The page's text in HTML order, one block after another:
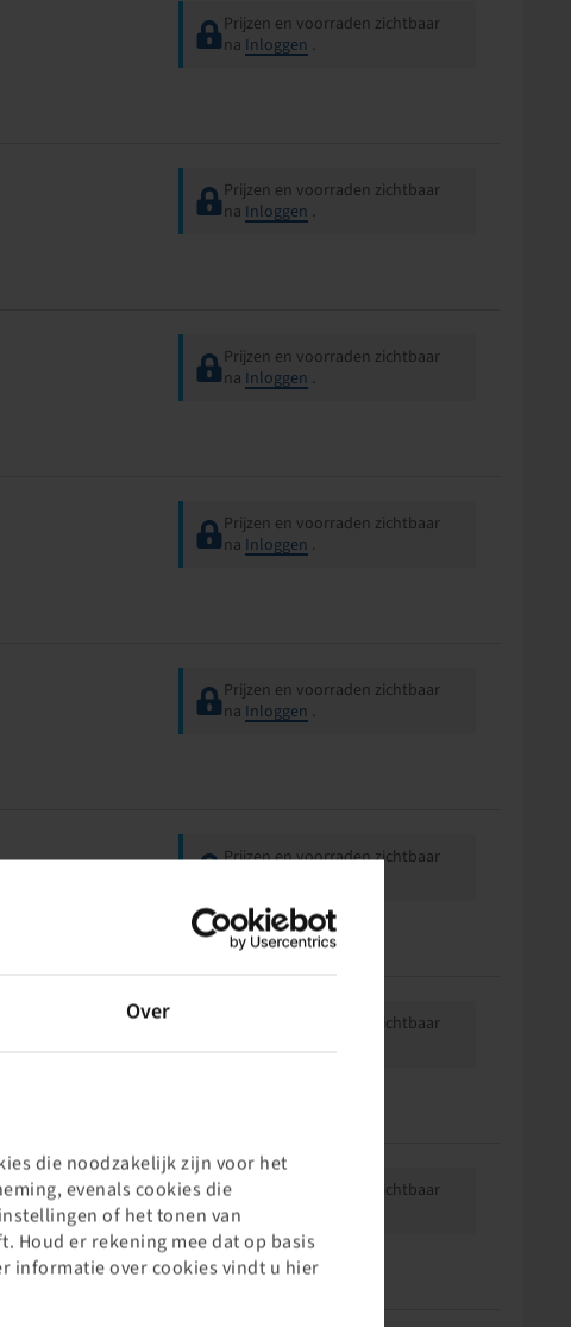
Over
die noodzakelijk zijn voor het
evenals cookies die
of het tonen van
Houd er rekening mee dat op basis
informatie over cookies vindt u hier
Prijzen en voorraden zichtbaar
na Inloggen .
Prijzen en voorraden zichtbaar
na Inloggen .
Prijzen en voorraden zichtbaar
na Inloggen .
Prijzen en voorraden zichtbaar
na Inloggen .
Prijzen en voorraden zichtbaar
na Inloggen .
Prijzen en voorraden zichtbaar
Prijzen en voorraden zichtbaar
Prijzen en voorraden zichtbaar
na